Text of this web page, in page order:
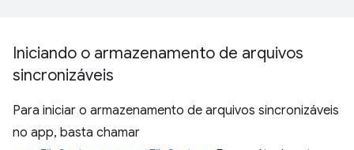
Iniciando o armazenamento de arquivos
sincronizáveis
Para iniciar o armazenamento de arquivos sincronizáveis
no app, basta chamar